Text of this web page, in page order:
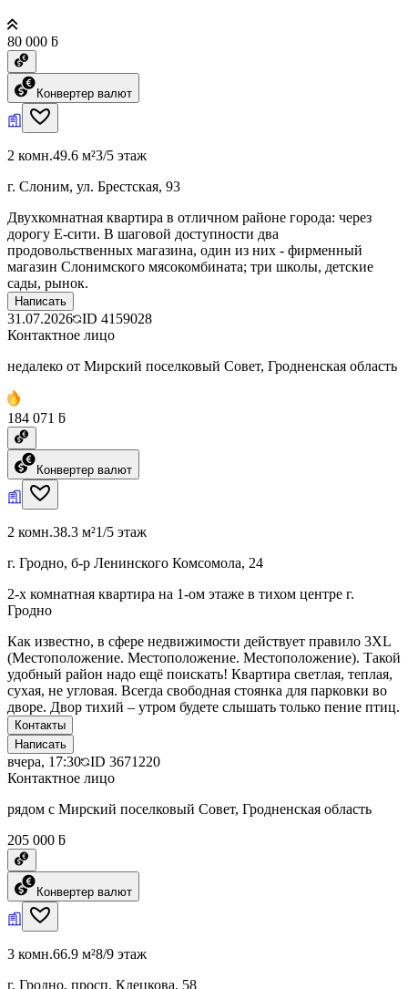
80 000 ƃ
Конвертер валют
2 комн.49.6 м²3/5 этаж
г. Слоним, ул. Брестская, 93
Двухкомнатная квартира в отличном районе города: через
дорогу Е-сити. В шаговой доступности два
продовольственных магазина, один из них - фирменный
магазин Слонимского мясокомбината; три школы, детские
сады, рынок.
Написать
31.07.2026 ID 4159028
Контактное лицо
недалеко от Мирский поселковый Совет, Гродненская область
184 071 ƃ
Конвертер валют
2 комн.38.3 м²1/5 этаж
г. Гродно, б-р Ленинского Комсомола, 24
2-х комнатная квартира на 1-ом этаже в тихом центре г.
Гродно
Как известно, в сфере недвижимости действует правило 3XL
(Местоположение. Местоположение. Местоположение). Такой
удобный район надо ещё поискать! Квартира светлая, теплая,
сухая, не угловая. Всегда свободная стоянка для парковки во
дворе. Двор тихий – утром будете слышать только пение птиц.
Контакты
Написать
вчера, 17:30 ID 3671220
Контактное лицо
рядом с Мирский поселковый Совет, Гродненская область
205 000 ƃ
Конвертер валют
3 комн.66.9 м²8/9 этаж
г. Гродно, просп. Клецкова, 58